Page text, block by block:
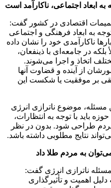
ابعاد اجتماعی، ناکارآمد است
اقتصادی در کشور گفت:
به ابعاد فرهنگی و اجتماعی
ناکارآمدی خود را نشان داده
در جامعه‌ای با ذینفعان،
اتخاذ و اجرا می‌شوند.
از آینده و قضاوت آنها
بر موفقیت یا شکست این
مسئله، موضوع ناترازی انرژی
باید با توجه به انتظارات،
طراحی شود. بدون در نظر
نتایج مطلوبی داشته باشد.
به مردم طلا داد
ناترازی انرژی گفت:
اهمیت و تأثیرگذاری